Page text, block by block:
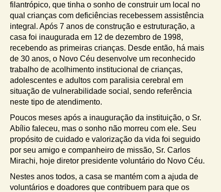
filantrópico, que tinha o sonho de construir um local no
qual crianças com deficiências recebessem assistência
integral. Após 7 anos de construção e estruturação, a
casa foi inaugurada em 12 de dezembro de 1998,
recebendo as primeiras crianças. Desde então, há mais
de 30 anos, o Novo Céu desenvolve um reconhecido
trabalho de acolhimento institucional de crianças,
adolescentes e adultos com paralisia cerebral em
situação de vulnerabilidade social, sendo referência
neste tipo de atendimento.
Poucos meses após a inauguração da instituição, o Sr.
Abílio faleceu, mas o sonho não morreu com ele. Seu
propósito de cuidado e valorização da vida foi seguido
por seu amigo e companheiro de missão, Sr. Carlos
Mirachi, hoje diretor presidente voluntário do Novo Céu.
Nestes anos todos, a casa se mantém com a ajuda de
voluntários e doadores que contribuem para que os